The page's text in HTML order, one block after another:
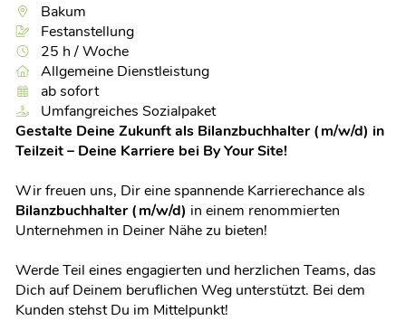
Bakum
Festanstellung
25 h / Woche
Allgemeine Dienstleistung
ab sofort
Umfangreiches Sozialpaket
Gestalte Deine Zukunft als Bilanzbuchhalter (m/w/d) in
Teilzeit – Deine Karriere bei By Your Site!
Wir freuen uns, Dir eine spannende Karrierechance als
Bilanzbuchhalter (m/w/d) in einem renommierten
Unternehmen in Deiner Nähe zu bieten!
Werde Teil eines engagierten und herzlichen Teams, das
Dich auf Deinem beruflichen Weg unterstützt. Bei dem
Kunden stehst Du im Mittelpunkt!